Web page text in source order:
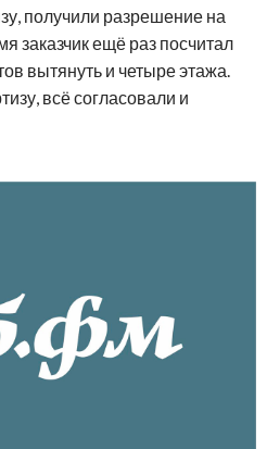
получили разрешение на
заказчик ещё раз посчитал
вытянуть и четыре этажа.
всё согласовали и